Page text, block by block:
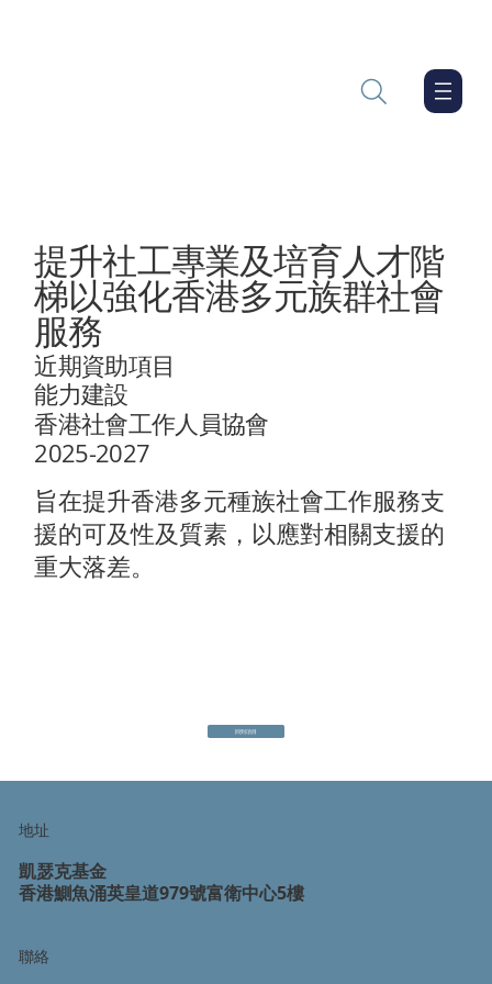
提升社工專業及培育人才階
梯以強化香港多元族群社會
服務
近期資助項目
能力建設
香港社會工作人員協會
2025-2027
旨在提升香港多元種族社會工作服務支
援的可及性及質素，以應對相關支援的
重大落差。
回到項目
地址
凱瑟克基金
香港鰂魚涌英皇道979號富衛中心5樓
聯絡